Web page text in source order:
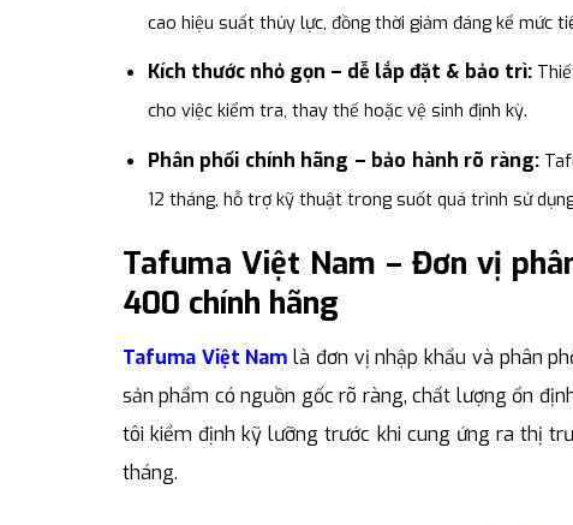
cao hiệu suất thủy lực, đồng thời giảm đáng kể mức
Kích thước nhỏ gọn – dễ lắp đặt & bảo trì:
cho việc kiểm tra, thay thế hoặc vệ sinh định kỳ.
Phân phối chính hãng – bảo hành rõ ràng:
12 tháng, hỗ trợ kỹ thuật trong suốt quá trình sử
Tafuma Việt Nam – Đơn vị
400 chính hãng
Tafuma Việt Nam là đơn vị nhập khẩu và phân
sản phẩm có nguồn gốc rõ ràng, chất lượng ổn
tôi kiểm định kỹ lưỡng trước khi cung ứng ra thị
tháng.